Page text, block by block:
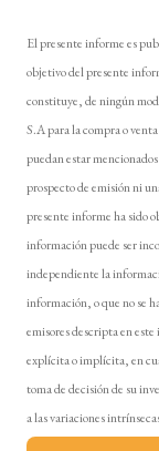
El presente informe es
objetivo del presente
constituye, de ningún
S.A para la compra o
puedan estar
prospecto de emisión ni
presente informe ha sido
información puede ser
independiente la
información, o que no se
emisores descripta en
explícita o implícita, en
toma de decisión de su
a las variaciones